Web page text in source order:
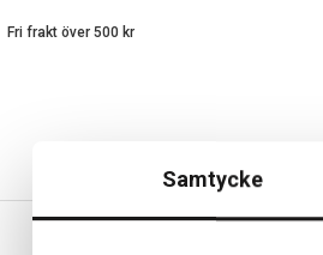
Samtycke
Fri frakt över 500 kr